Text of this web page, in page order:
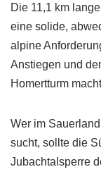
Die 11,1 km
eine solide,
alpine
Anstiegen und
Homertturm
Wer im
sucht, sollte die
Jubachtalsperre